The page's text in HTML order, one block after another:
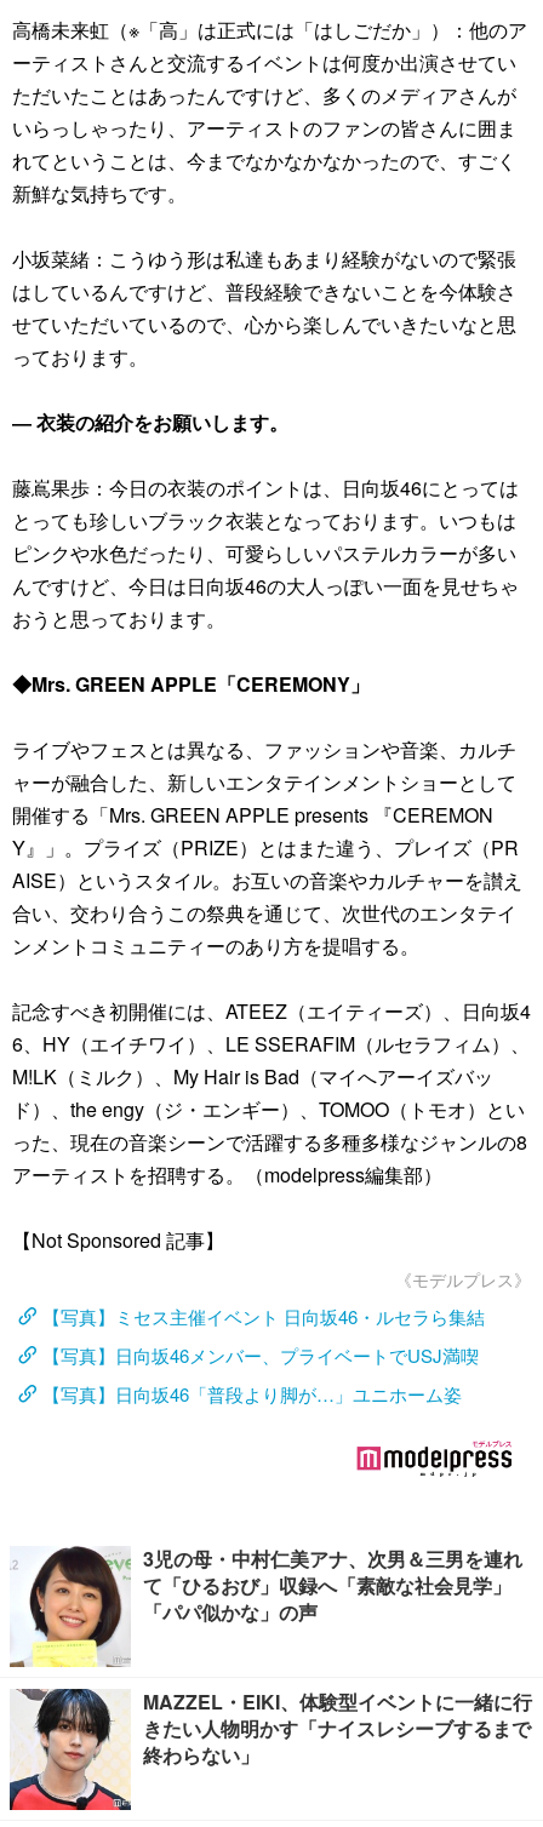
高橋未来虹（※「高」は正式には「はしごだか」）：他のア
ーティストさんと交流するイベントは何度か出演させてい
ただいたことはあったんですけど、多くのメディアさんが
いらっしゃったり、アーティストのファンの皆さんに囲ま
れてということは、今までなかなかなかったので、すごく
新鮮な気持ちです。
小坂菜緒：こうゆう形は私達もあまり経験がないので緊張
はしているんですけど、普段経験できないことを今体験さ
せていただいているので、心から楽しんでいきたいなと思
っております。
― 衣装の紹介をお願いします。
藤嶌果歩：今日の衣装のポイントは、日向坂46にとっては
とっても珍しいブラック衣装となっております。いつもは
ピンクや水色だったり、可愛らしいパステルカラーが多い
んですけど、今日は日向坂46の大人っぽい一面を見せちゃ
おうと思っております。
◆Mrs. GREEN APPLE「CEREMONY」
ライブやフェスとは異なる、ファッションや音楽、カルチ
ャーが融合した、新しいエンタテインメントショーとして
開催する「Mrs. GREEN APPLE presents 『CEREMON
Y』」。プライズ（PRIZE）とはまた違う、プレイズ（PR
AISE）というスタイル。お互いの音楽やカルチャーを讃え
合い、交わり合うこの祭典を通じて、次世代のエンタテイ
ンメントコミュニティーのあり方を提唱する。
記念すべき初開催には、ATEEZ（エイティーズ）、日向坂4
6、HY（エイチワイ）、LE SSERAFIM（ルセラフィム）、
M!LK（ミルク）、My Hair is Bad（マイへアーイズバッ
ド）、the engy（ジ・エンギー）、TOMOO（トモオ）とい
った、現在の音楽シーンで活躍する多種多様なジャンルの8
アーティストを招聘する。（modelpress編集部）
【Not Sponsored 記事】
《モデルプレス》
【写真】ミセス主催イベント 日向坂46・ルセラら集結
【写真】日向坂46メンバー、プライベートでUSJ満喫
【写真】日向坂46「普段より脚が…」ユニホーム姿
3児の母・中村仁美アナ、次男＆三男を連れ
て「ひるおび」収録へ「素敵な社会見学」
「パパ似かな」の声
MAZZEL・EIKI、体験型イベントに一緒に行
きたい人物明かす「ナイスレシーブするまで
終わらない」